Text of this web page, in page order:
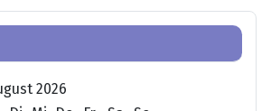
2026